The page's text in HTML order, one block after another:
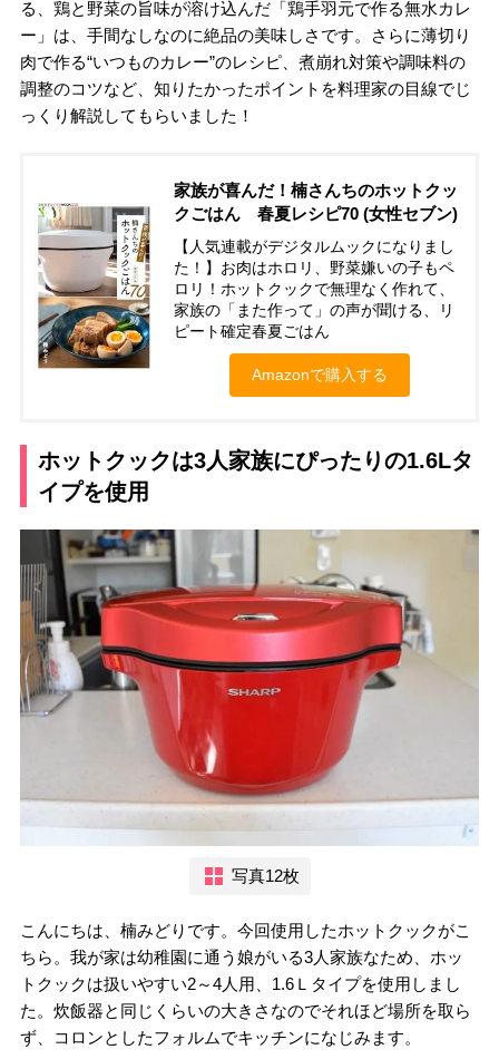
る、鶏と野菜の旨味が溶け込んだ「鶏手羽元で作る無水カレ
ー」は、手間なしなのに絶品の美味しさです。さらに薄切り
肉で作る“いつものカレー”のレシピ、煮崩れ対策や調味料の
調整のコツなど、知りたかったポイントを料理家の目線でじ
っくり解説してもらいました！
家族が喜んだ！楠さんちのホットクッ
クごはん 春夏レシピ70 (女性セブン)
【人気連載がデジタルムックになりまし
た！】お肉はホロリ、野菜嫌いの子もペ
ロリ！ホットクックで無理なく作れて、
家族の「また作って」の声が聞ける、リ
ピート確定春夏ごはん
Amazonで購入する
ホットクックは3人家族にぴったりの1.6Lタ
イプを使用
写真12枚
こんにちは、楠みどりです。今回使用したホットクックがこ
ちら。我が家は幼稚園に通う娘がいる3人家族なため、ホッ
トクックは扱いやすい2～4人用、1.6Ｌタイプを使用しまし
た。炊飯器と同じくらいの大きさなのでそれほど場所を取ら
ず、コロンとしたフォルムでキッチンになじみます。